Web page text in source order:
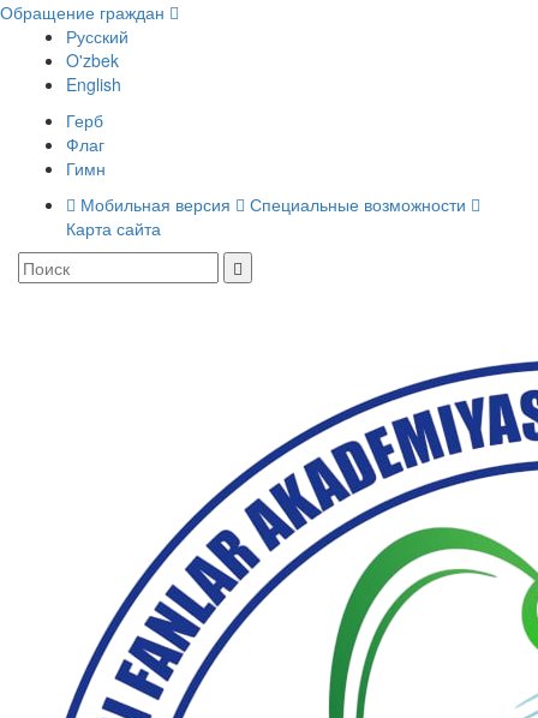
Обращение граждан
Русский
O'zbek
English
Герб
Флаг
Гимн
Мобильная версия
Специальные возможности
Карта сайта